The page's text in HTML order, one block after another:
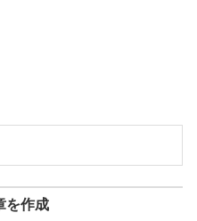
を作成